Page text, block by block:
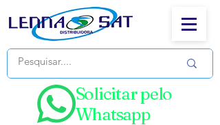
Solicitar pelo
Whatsapp